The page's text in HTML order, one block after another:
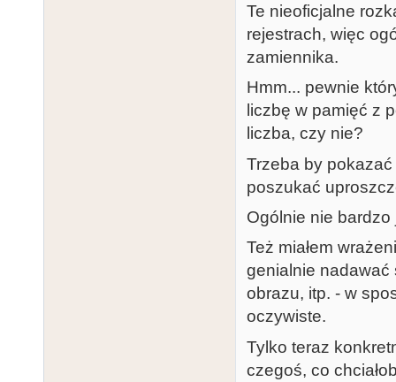
Te nieoficjalne
rejestrach, więc
zamiennika.
Hmm... pewnie
liczbę w pamięć z
liczba, czy nie?
Trzeba by
poszukać
Ogólnie nie
Też miałem
genialnie nadawać
obrazu, itp. - w
oczywiste.
Tylko teraz
czegoś, co